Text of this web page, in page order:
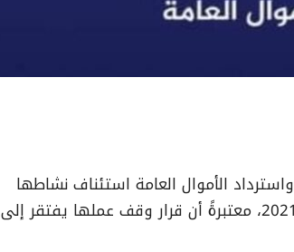
أعلنت لجنة تفكيك نظام الثلاثين من يونيو 1989 واسترداد الأموال العامة استئناف نشاطها
ومهامها، رغم تجميده رسمياً منذ انقلاب أكتوبر 2021، معتبرةً أن قرار وقف عملها يفتقر إلى